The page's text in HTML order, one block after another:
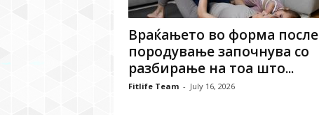
Враќањето во форма после
породување започнува со
разбирање на тоа што...
Fitlife Team - July 16, 2026